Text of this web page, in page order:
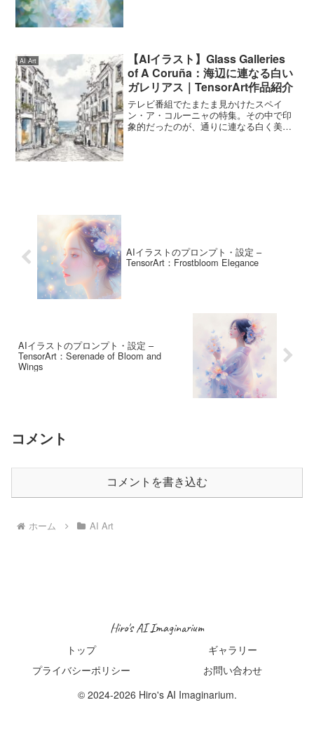
AI Art
【AIイラスト】Glass Galleries
of A Coruña：海辺に連なる白い
ガレリアス｜TensorArt作品紹介
テレビ番組でたまたま見かけたスペイ
ン・ア・コルーニャの特集。その中で印
象的だったのが、通りに連なる白く美し
AIイラストのプロンプト・設定 –
TensorArt：Frostbloom Elegance
AIイラストのプロンプト・設定 –
TensorArt：Serenade of Bloom and
Wings
コメント
コメントを書き込む
ホーム AI Art
Hiro's AI Imaginarium
トップ
ギャラリー
プライバシーポリシー
お問い合わせ
© 2024-2026 Hiro's AI Imaginarium.